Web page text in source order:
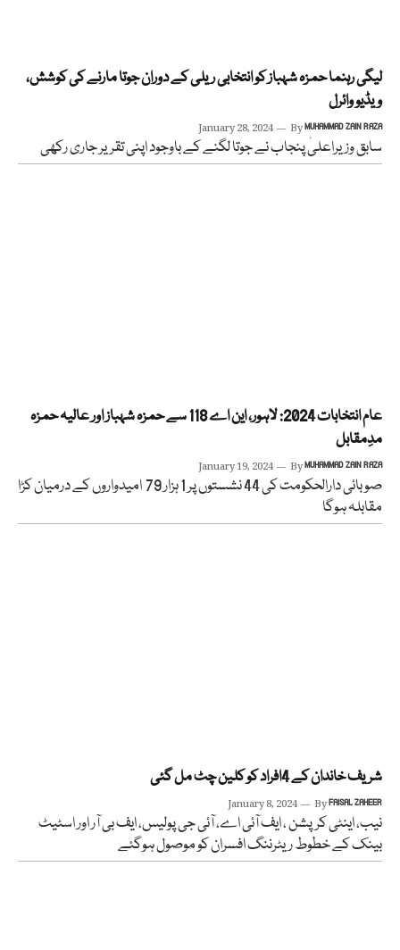
لیگی رہنما حمزہ شہباز کو انتخابی ریلی کے دوران جوتا مارنے کی کوشش،
ویڈیو وائرل
January 28, 2024 ByMUHAMMAD ZAIN RAZA
سابق وزیراعلیٰ پنجاب نے جوتا لگنے کے باوجود اپنی تقریر جاری رکھی
عام انتخابات 2024: لاہور، این اے 118 سے حمزہ شہباز اور عالیہ حمزہ
مدِمقابل
January 19, 2024 ByMUHAMMAD ZAIN RAZA
صوبائی دارالحکومت کی 44 نشستوں پر 1 ہزار 79 امیدواروں کے درمیان کڑا
مقابلہ ہوگا
شریف خاندان کے 4افراد کو کلین چٹ مل گئی
January 8, 2024 ByFAISAL ZAHEER
نیب، اینٹی کرپشن ، ایف آئی اے، آئی جی پولیس، ایف بی آر اور اسٹیٹ
بینک کے خطوط ریٹرننگ افسران کو موصول ہوگئے